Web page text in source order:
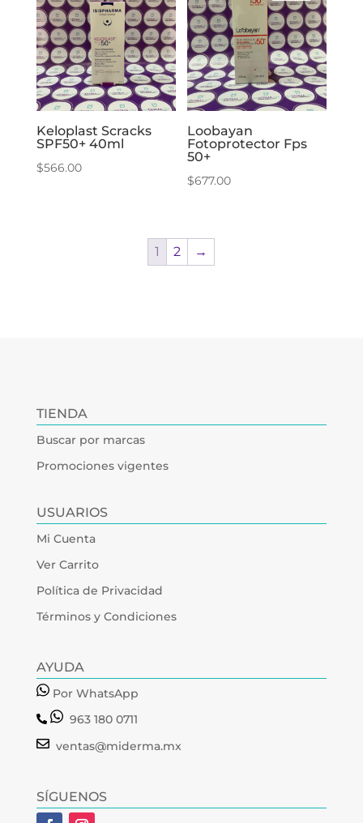
Keloplast Scracks
SPF50+ 40ml
$566.00
Loobayan
Fotoprotector Fps
50+
$677.00
1 2 →
TIENDA
Buscar por marcas
Promociones vigentes
USUARIOS
Mi Cuenta
Ver Carrito
Política de Privacidad
Términos y Condiciones
AYUDA
Por WhatsApp
963 180 0711
ventas@miderma.mx
SÍGUENOS